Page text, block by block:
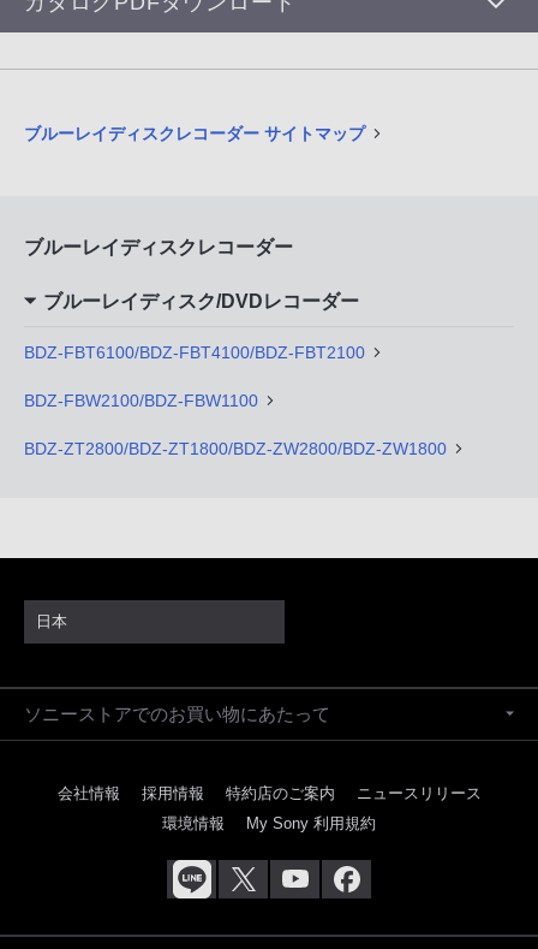
ブルーレイディスクレコーダー サイトマップ
ブルーレイディスクレコーダー
ブルーレイディスク/DVDレコーダー
BDZ-FBT6100/BDZ-FBT4100/BDZ-FBT2100
BDZ-FBW2100/BDZ-FBW1100
BDZ-ZT2800/BDZ-ZT1800/BDZ-ZW2800/BDZ-ZW1800
日本
ソニーストアでのお買い物にあたって
会社情報 採用情報 特約店のご案内
ニュースリリース
環境情報
My Sony 利用規約